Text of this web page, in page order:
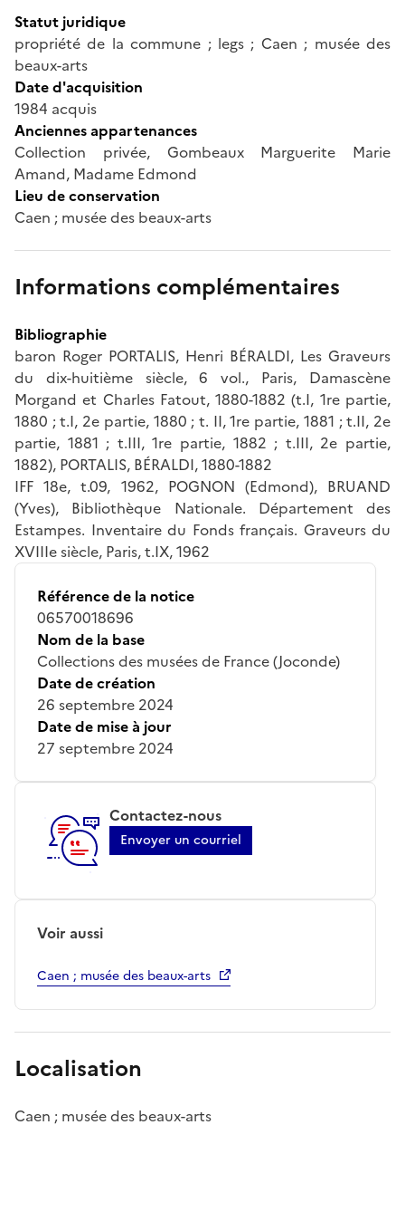
Statut juridique
propriété de la commune ; legs ; Caen ; musée des
beaux-arts
Date d'acquisition
1984 acquis
Anciennes appartenances
Collection privée, Gombeaux Marguerite Marie
Amand, Madame Edmond
Lieu de conservation
Caen ; musée des beaux-arts
Informations complémentaires
Bibliographie
baron Roger PORTALIS, Henri BÉRALDI, Les Graveurs
du dix-huitième siècle, 6 vol., Paris, Damascène
Morgand et Charles Fatout, 1880-1882 (t.I, 1re partie,
1880 ; t.I, 2e partie, 1880 ; t. II, 1re partie, 1881 ; t.II, 2e
partie, 1881 ; t.III, 1re partie, 1882 ; t.III, 2e partie,
1882), PORTALIS, BÉRALDI, 1880-1882
IFF 18e, t.09, 1962, POGNON (Edmond), BRUAND
(Yves), Bibliothèque Nationale. Département des
Estampes. Inventaire du Fonds français. Graveurs du
XVIIIe siècle, Paris, t.IX, 1962
Référence de la notice
06570018696
Nom de la base
Collections des musées de France (Joconde)
Date de création
26 septembre 2024
Date de mise à jour
27 septembre 2024
Contactez-nous
Envoyer un courriel
Voir aussi
Caen ; musée des beaux-arts
Localisation
Caen ; musée des beaux-arts